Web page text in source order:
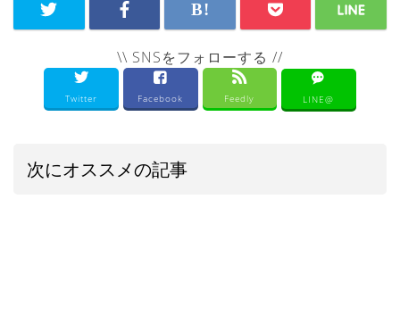
\\ SNSをフォローする //
Twitter Facebook Feedly LINE@
次にオススメの記事